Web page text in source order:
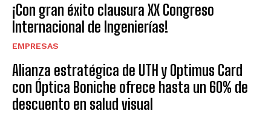
¡Con gran éxito clausura XX Congreso
Internacional de Ingenierías!
EMPRESAS
Alianza estratégica de UTH y Optimus Card
con Óptica Boniche ofrece hasta un 60% de
descuento en salud visual